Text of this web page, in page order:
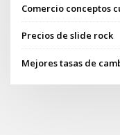
Comercio conceptos
Precios de slide rock
Mejores tasas de